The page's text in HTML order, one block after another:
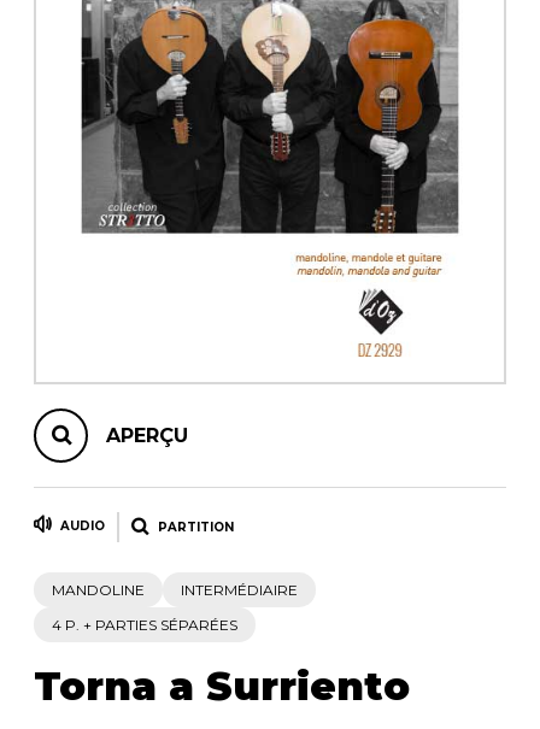
AUTRES PRODUITS
APERÇU
AUDIO PARTITION
MANDOLINE
INTERMÉDIAIRE
4 P. + PARTIES SÉPARÉES
Torna a Surriento